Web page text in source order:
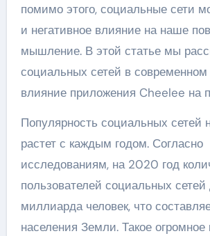
помимо этого, социальные сети
и негативное влияние на наше
мышление. В этой статье мы
социальных сетей в
влияние приложения Cheelee на
Популярность социальных сетей
растет с каждым годом. Согласно
исследованиям, на 2020 год
пользователей социальных сетей
миллиарда человек, что
населения Земли. Такое огромное